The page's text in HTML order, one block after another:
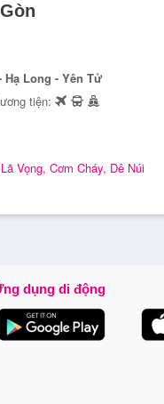
Hạ Long - Yên Tử
tiện:
Vọng, Cơm Cháy, Dê Núi
dụng di động